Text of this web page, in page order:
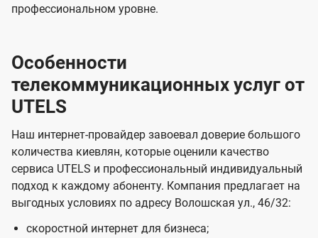
профессиональном уровне.
Особенности
телекоммуникационных услуг от
UTELS
Наш интернет-провайдер завоевал доверие большого
количества киевлян, которые оценили качество
сервиса UTELS и профессиональный индивидуальный
подход к каждому абоненту. Компания предлагает на
выгодных условиях по адресу Волошская ул., 46/32:
скоростной интернет для бизнеса;